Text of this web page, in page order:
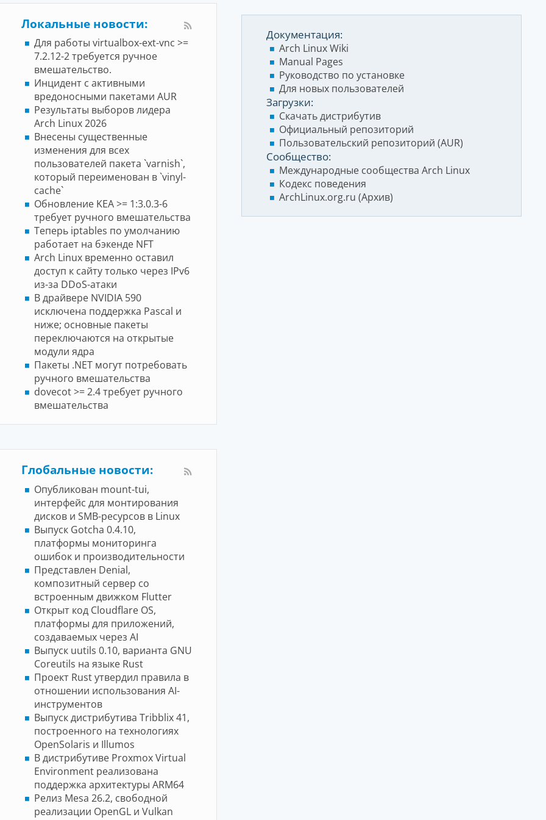
Локальные новости:
Для работы virtualbox-ext-vnc >=
7.2.12-2 требуется ручное
вмешательство.
Инцидент с активными
вредоносными пакетами AUR
Результаты выборов лидера
Arch Linux 2026
Внесены существенные
изменения для всех
пользователей пакета `varnish`,
который переименован в `vinyl-
cache`
Обновление KEA >= 1:3.0.3-6
требует ручного вмешательства
Теперь iptables по умолчанию
работает на бэкенде NFT
Arch Linux временно оставил
доступ к сайту только через IPv6
из-за DDoS-атаки
В драйвере NVIDIA 590
исключена поддержка Pascal и
ниже; основные пакеты
переключаются на открытые
модули ядра
Пакеты .NET могут потребовать
ручного вмешательства
dovecot >= 2.4 требует ручного
вмешательства
Глобальные новости:
Опубликован mount-tui,
интерфейс для монтирования
дисков и SMB-ресурсов в Linux
Выпуск Gotcha 0.4.10,
платформы мониторинга
ошибок и производительности
Представлен Denial,
композитный сервер со
встроенным движком Flutter
Открыт код Cloudflare OS,
платформы для приложений,
создаваемых через AI
Выпуск uutils 0.10, варианта GNU
Coreutils на языке Rust
Проект Rust утвердил правила в
отношении использования AI-
инструментов
Выпуск дистрибутива Tribblix 41,
построенного на технологиях
OpenSolaris и Illumos
В дистрибутиве Proxmox Virtual
Environment реализована
поддержка архитектуры ARM64
Релиз Mesa 26.2, свободной
реализации OpenGL и Vulkan
Документация:
Arch Linux Wiki
Manual Pages
Руководство по установке
Для новых пользователей
Загрузки:
Скачать дистрибутив
Официальный репозиторий
Пользовательский репозиторий (AUR)
Сообщество:
Международные сообщества Arch Linux
Кодекс поведения
ArchLinux.org.ru (Архив)